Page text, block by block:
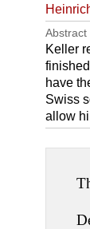
Abstract
Keller
have
Swiss
allow